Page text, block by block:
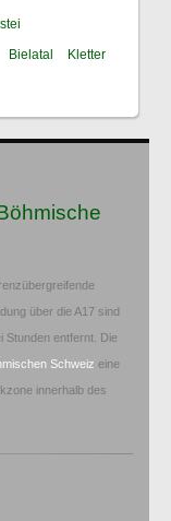
Bielatal
Kletter
über die A17 sind
Stunden entfernt. Die
Schweiz eine
innerhalb des